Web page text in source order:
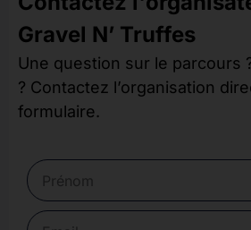
Gravel N’ Truffes
Une question sur le parcours
? Contactez l’organisation
formulaire.